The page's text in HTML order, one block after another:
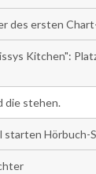
des ersten
Kitchen":
die stehen.
starten Hörbuch-